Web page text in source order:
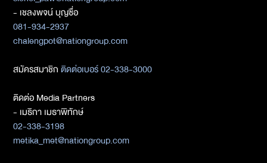
- เชลงพจน์ บุญซื่อ
081-934-2937
chalengpot@nationgroup.com
สมัครสมาชิกติดต่อเบอร์ 02-338-3000
ติดต่อ Media Partners
- เมธิกา เมธาพิทักษ์
02-338-3198
metika_met@nationgroup.com